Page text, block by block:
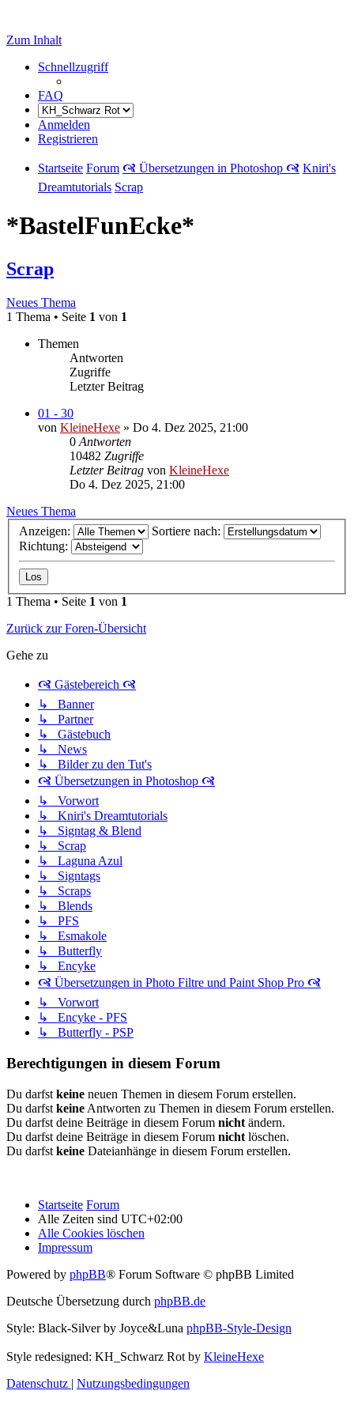
Zum Inhalt
Schnellzugriff
FAQ
Anmelden
Registrieren
Startseite Forum 🙧 Übersetzungen in Photoshop 🙧 Kniri's
Dreamtutorials Scrap
*BastelFunEcke*
Scrap
Neues Thema
1 Thema • Seite 1 von 1
Themen
Antworten
Zugriffe
Letzter Beitrag
01 - 30
von KleineHexe » Do 4. Dez 2025, 21:00
0 Antworten
10482 Zugriffe
Letzter Beitrag von KleineHexe
Do 4. Dez 2025, 21:00
Neues Thema
Anzeigen:
Sortiere nach:
Richtung:
1 Thema • Seite 1 von 1
Zurück zur Foren-Übersicht
Gehe zu
🙧 Gästebereich 🙧
↳ Banner
↳ Partner
↳ Gästebuch
↳ News
↳ Bilder zu den Tut's
🙧 Übersetzungen in Photoshop 🙧
↳ Vorwort
↳ Kniri's Dreamtutorials
↳ Signtag & Blend
↳ Scrap
↳ Laguna Azul
↳ Signtags
↳ Scraps
↳ Blends
↳ PFS
↳ Esmakole
↳ Butterfly
↳ Encyke
🙧 Übersetzungen in Photo Filtre und Paint Shop Pro 🙧
↳ Vorwort
↳ Encyke - PFS
↳ Butterfly - PSP
Berechtigungen in diesem Forum
Du darfst keine neuen Themen in diesem Forum erstellen.
Du darfst keine Antworten zu Themen in diesem Forum erstellen.
Du darfst deine Beiträge in diesem Forum nicht ändern.
Du darfst deine Beiträge in diesem Forum nicht löschen.
Du darfst keine Dateianhänge in diesem Forum erstellen.
Startseite Forum
Alle Zeiten sind UTC+02:00
Alle Cookies löschen
Impressum
Powered by phpBB® Forum Software © phpBB Limited
Deutsche Übersetzung durch phpBB.de
Style: Black-Silver by Joyce&Luna phpBB-Style-Design
Style redesigned: KH_Schwarz Rot by KleineHexe
Datenschutz | Nutzungsbedingungen